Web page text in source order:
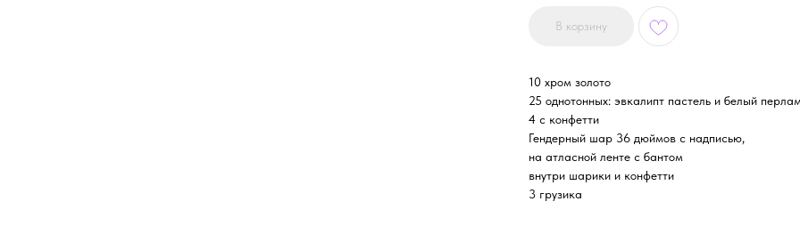
В корзину
10 хром золото
25 однотонных: эвкалипт пастель и белый
4 с конфетти
Гендерный шар 36 дюймов с надписью,
на атласной ленте с бантом
внутри шарики и конфетти
3 грузика